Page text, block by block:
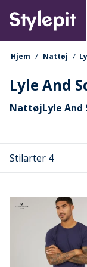
main
content
Primary
Hjem Nattøj
Lyle And
Hurtige links
NattøjLyle And
Stilarter 4